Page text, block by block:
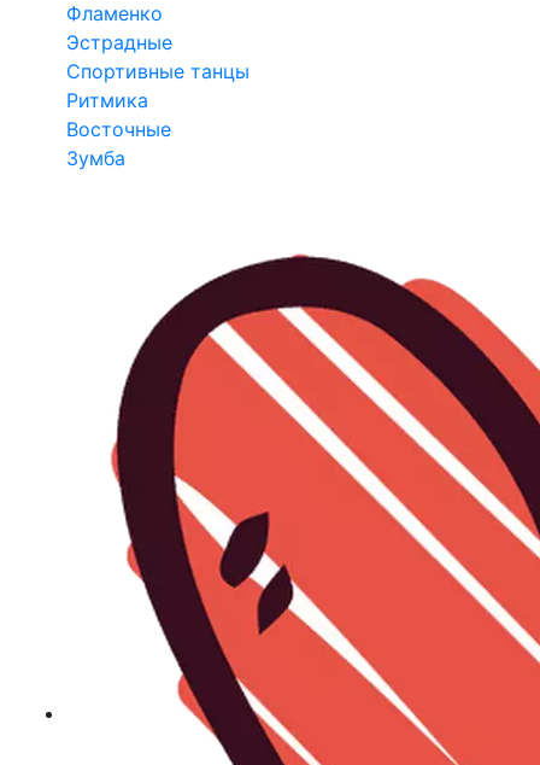
Фламенко
Эстрадные
Спортивные танцы
Ритмика
Восточные
Зумба